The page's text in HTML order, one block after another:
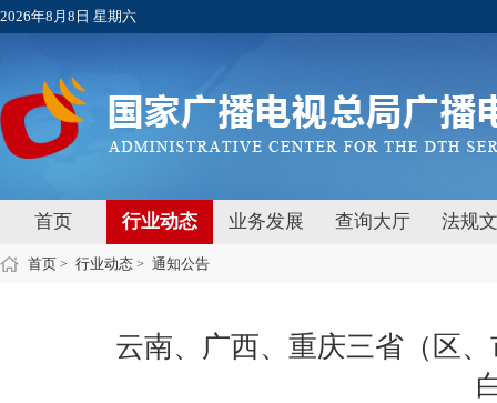
2026年8月8日 星期六
首页 行业动态 业务发展 查询大厅 法规
首页 > 行业动态 > 通知公告
云南、广西、重庆三省（区